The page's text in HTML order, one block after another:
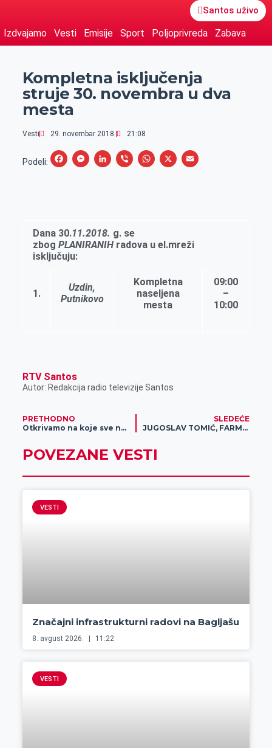
Santos uživo
Izdvajamo Vesti Emisije Sport Poljoprivreda Zabava
Kompletna isključenja
struje 30. novembra u dva
mesta
Vesti 29. novembar 2018. 21:08
Podeli:
F
o
o
M
n
r
L
d
V
W
A
p
X
E
Dana 30.1 1.2018. g. se
zbog PLANIRANIH radova u el.mreži
isključuju:
1.
Uzdin,
Putnikovo
Kompletna
naseljena
mesta
09:00
–
10:00
RTV Santos
Autor: Redakcija radio televizije Santos
PRETHODNO
Otkrivamo na koje sve načine možete da se zaposlite u kompaniji Eseks
SLEDEĆE
JUGOSLAV TOMIĆ, FARMER IZ STAJIĆEVA GODIŠNJE ULAŽE 100. 000 EVRA U MEHANIZACIJU
POVEZANE VESTI
VESTI
Značajni infrastrukturni radovi na Bagljašu
8. avgust 2026. 11:22
VESTI